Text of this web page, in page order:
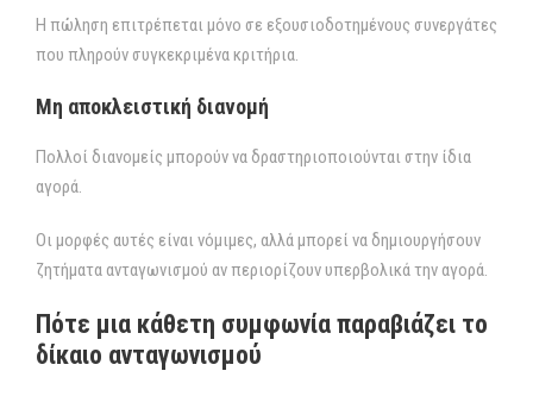
Η πώληση επιτρέπεται μόνο σε εξουσιοδοτημένους συνεργάτες
που πληρούν συγκεκριμένα κριτήρια.
Μη αποκλειστική διανομή
Πολλοί διανομείς μπορούν να δραστηριοποιούνται στην ίδια
αγορά.
Οι μορφές αυτές είναι νόμιμες, αλλά μπορεί να δημιουργήσουν
ζητήματα ανταγωνισμού αν περιορίζουν υπερβολικά την αγορά.
Πότε μια κάθετη συμφωνία παραβιάζει το
δίκαιο ανταγωνισμού